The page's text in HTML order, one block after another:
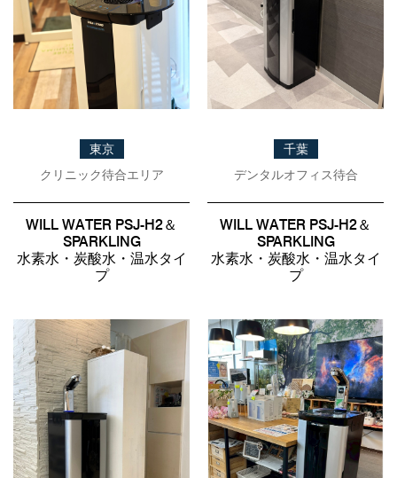
メニュー
事例紹介
メディア掲載情報
パートナー募集
お問い合わせ
0120-288-822
東京
クリニック待合エリア
WILL WATER PSJ-H2＆
SPARKLING
水素水・炭酸水・温水タイ
プ
千葉
デンタルオフィス待合
WILL WATER PSJ-H2＆
SPARKLING
水素水・炭酸水・温水タイ
プ